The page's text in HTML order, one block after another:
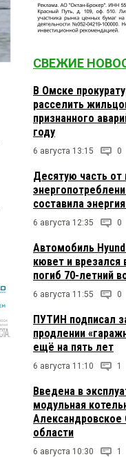
СВЕЖИЕ
В Омске
расселить
признанного
году
6 августа 13:15 0
Десятую часть
составила
6 августа 12:35 0
Автомобиль
кювет и врезался
погиб 70-летний
6 августа 11:55 0
ПУТИН подписал
продлении
ещё на пять лет
6 августа 11:10 1
Введена в
модульная
Александровское
области
6 августа 10:30 1